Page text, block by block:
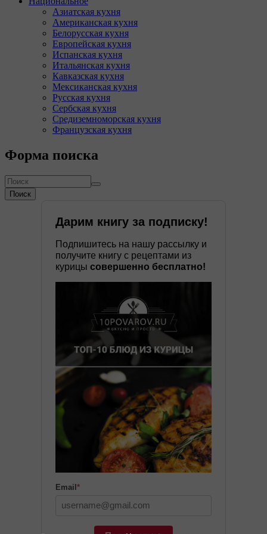
Азиатская кухня
Американская кухня
Белорусская кухня
Европейская кухня
Испанская кухня
Итальянская кухня
Кавказская кухня
Мексиканская кухня
Русская кухня
Сербская кухня
Средиземноморская кухня
Французская кухня
Форма поиска
Поиск
Дарим книгу за подписку!
Подпишитесь на нашу рассылку и
получите книгу с рецептами из
курицы совершенно бесплатно!
Email *